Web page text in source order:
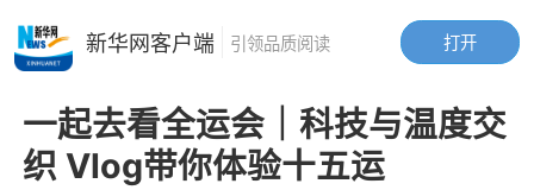
一起去看全运会｜科技与温度交
织 Vlog带你体验十五运
打开
新华网客户端 引领品质阅读